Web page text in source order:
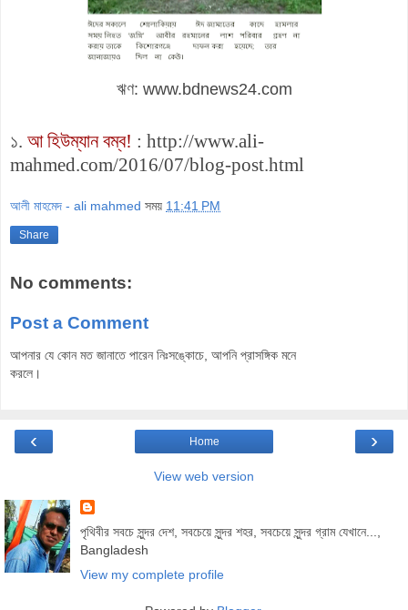
ঋণ: www.bdnews24.com
১. আ হিউম্যান বম্ব! : http://www.ali-
mahmed.com/2016/07/blog-post.html
আলী মাহমেদ - ali mahmed সময় 11:41 PM
Share
No comments:
Post a Comment
আপনার যে কোন মত জানাতে পারেন নিঃসঙ্কোচে, আপনি প্রাসঙ্গিক মনে
করলে।
‹ ›
Home
View web version
পৃথিবীর সবচে সুন্দর দেশ, সবচেয়ে সুন্দর শহর, সবচেয়ে সুন্দর গ্রাম যেখানে...,
Bangladesh
View my complete profile